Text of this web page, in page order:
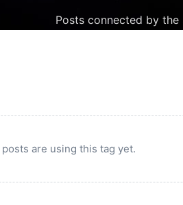
Posts connected by the
posts are using this tag yet.